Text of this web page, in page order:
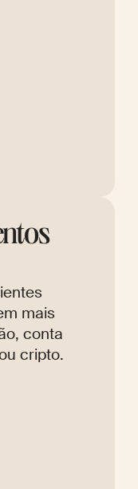
mais
conta
cripto.